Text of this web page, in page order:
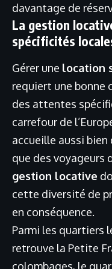
davantage de
La gestion
spécificités
Gérer une location
requiert une bonne
des attentes
carrefour de
accueille aussi
que des voyageurs
gestion locative
cette diversité de
en conséquence.
Parmi les quartiers
retrouve la Petite
colombages, le